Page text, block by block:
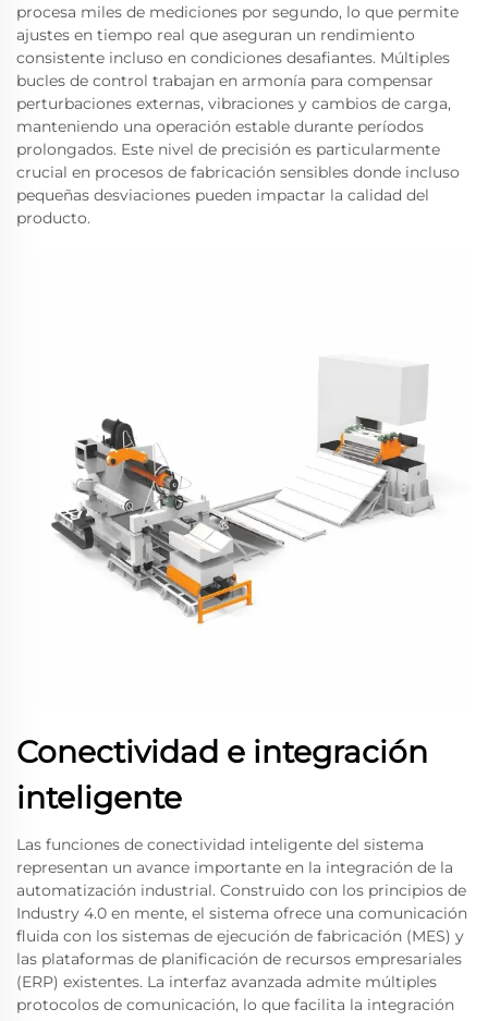
procesa miles de mediciones por segundo, lo que permite
ajustes en tiempo real que aseguran un rendimiento
consistente incluso en condiciones desafiantes. Múltiples
bucles de control trabajan en armonía para compensar
perturbaciones externas, vibraciones y cambios de carga,
manteniendo una operación estable durante períodos
prolongados. Este nivel de precisión es particularmente
crucial en procesos de fabricación sensibles donde incluso
pequeñas desviaciones pueden impactar la calidad del
producto.
Conectividad e integración
inteligente
Las funciones de conectividad inteligente del sistema
representan un avance importante en la integración de la
automatización industrial. Construido con los principios de
Industry 4.0 en mente, el sistema ofrece una comunicación
fluida con los sistemas de ejecución de fabricación (MES) y
las plataformas de planificación de recursos empresariales
(ERP) existentes. La interfaz avanzada admite múltiples
protocolos de comunicación, lo que facilita la integración